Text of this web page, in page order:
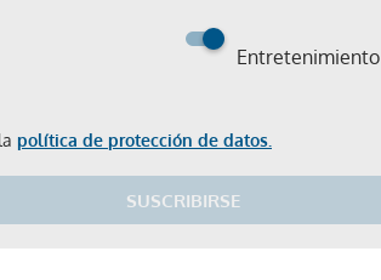
Entretenimiento
política de protección de datos.
SUSCRIBIRSE